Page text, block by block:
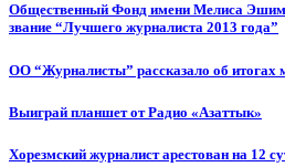
Общественный Фонд имени Мелиса
звание “Лучшего журналиста 2013 года”
ОО “Журналисты” рассказало об
Выиграй планшет от Радио «Азаттык»
Хорезмский журналист арестован на 12